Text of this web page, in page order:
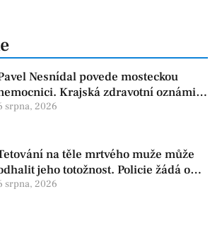
Nesnídal povede mosteckou
Krajská zdravotní oznámila
ve vedení
srpna, 2026
na těle mrtvého muže může
jeho totožnost. Policie žádá o
srpna, 2026